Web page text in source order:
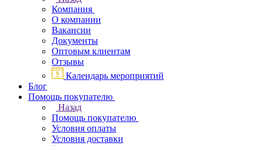
Компания
О компании
Вакансии
Документы
Оптовым клиентам
Отзывы
Календарь мероприятий
Блог
Помощь покупателю
Назад
Помощь покупателю
Условия оплаты
Условия доставки